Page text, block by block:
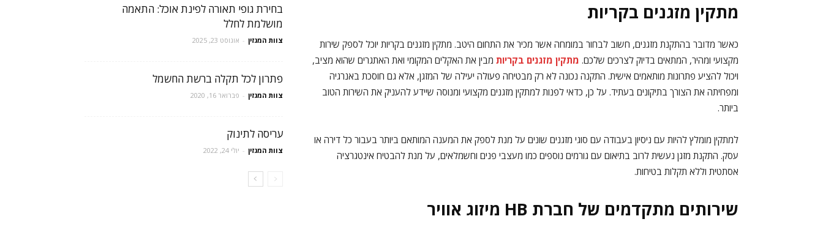
מתקין מזגנים בקריות
כאשר מדובר בהתקנת מזגנים, חשוב לבחור במומחה אשר מכיר את התחום היטב. מתקין מזגנים בקריות יוכל לספק שירות
מקצועי ומהיר, המתאים בדיוק לצרכים שלכם. מתקין מזגנים בקריות מבין את האקלים המקומי ואת האתגרים שהוא מציב,
ויכול להציע פתרונות מותאמים אישית. התקנה נכונה לא רק מבטיחה פעולה יעילה של המזגן, אלא גם חוסכת באנרגיה
ומפחיתה את הצורך בתיקונים בעתיד. על כן, כדאי לפנות למתקין מזגנים מקצועי ומנוסה שיידע להעניק את השירות הטוב
ביותר.
למתקין מומלץ להיות עם ניסיון בעבודה עם סוגי מזגנים שונים על מנת לספק את המענה המותאם ביותר בעבור כל דירה או
עסק. התקנת מזגן נעשית לרוב בתיאום עם גורמים נוספים כמו מעצבי פנים וחשמלאים, על מנת להבטיח אינטגרציה
אסתטית וללא תקלות בטיחות.
שירותים מתקדמים של חברת HB מיזוג אוויר
בחירת גופי תאורה לפינת אוכל: התאמה
מושלמת לחלל
צוות המגזין - אוגוסט 23, 2025
פתרון לכל תקלה ברשת החשמל
צוות המגזין - פברואר 16, 2020
עריסה לתינוק
צוות המגזין - יולי 24, 2022